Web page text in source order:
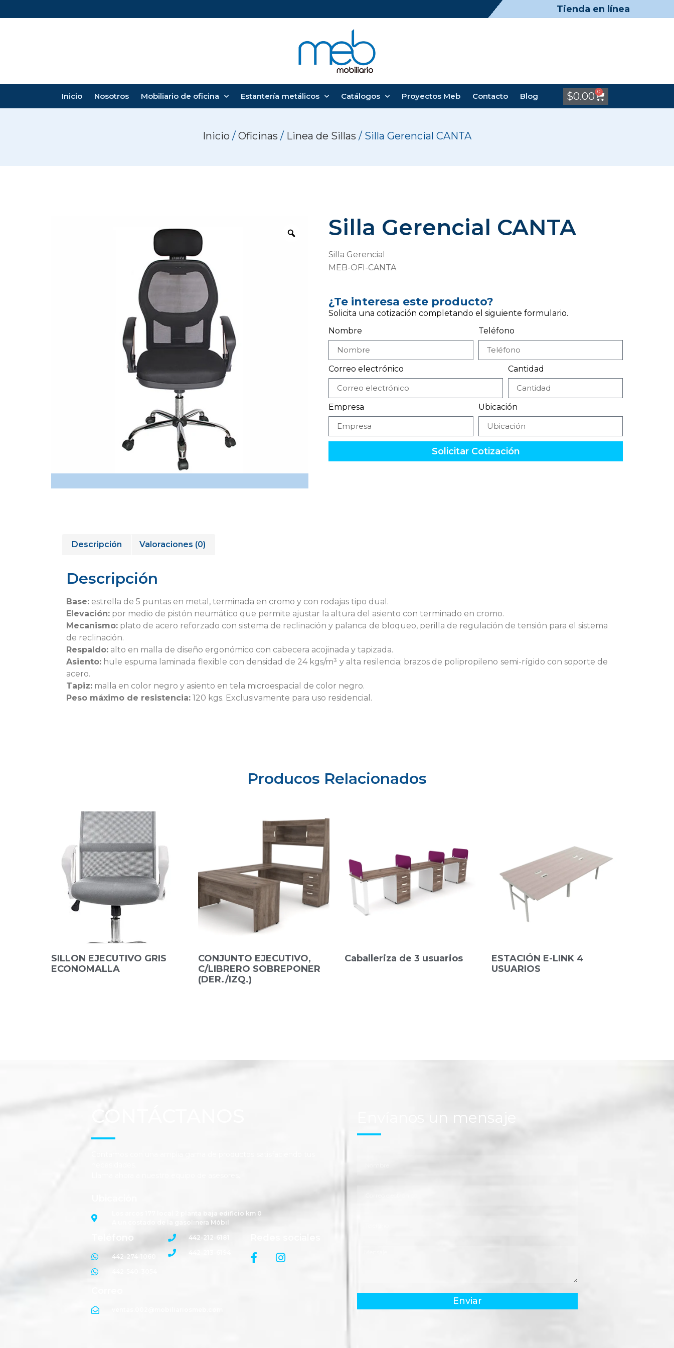
Tienda en línea
Inicio Nosotros Mobiliario de oficina Estantería metálicos Catálogos Proyectos Meb Contacto Blog $0.00 0
Inicio / Oficinas / Linea de Sillas / Silla Gerencial CANTA
Silla Gerencial CANTA
Silla Gerencial
MEB-OFI-CANTA
¿Te interesa este producto?
Solicita una cotización completando el siguiente formulario.
Nombre
Teléfono
Correo electrónico Cantidad
Empresa Ubicación
Solicitar Cotización
Descripción Valoraciones (0)
Descripción
Base: estrella de 5 puntas en metal, terminada en cromo y con rodajas tipo dual.
Elevación: por medio de pistón neumático que permite ajustar la altura del asiento con terminado en cromo.
Mecanismo: plato de acero reforzado con sistema de reclinación y palanca de bloqueo, perilla de regulación de tensión para el sistema
de reclinación.
Respaldo: alto en malla de diseño ergonómico con cabecera acojinada y tapizada.
Asiento: hule espuma laminada flexible con densidad de 24 kgs/m³ y alta resilencia; brazos de polipropileno semi-rígido con soporte de
acero.
Tapiz: malla en color negro y asiento en tela microespacial de color negro.
Peso máximo de resistencia: 120 kgs. Exclusivamente para uso residencial.
Producos Relacionados
SILLON EJECUTIVO GRIS
ECONOMALLA
CONJUNTO EJECUTIVO,
C/LIBRERO SOBREPONER
(DER./IZQ.)
Caballeriza de 3 usuarios
ESTACIÓN E-LINK 4
USUARIOS
Los arcos 177 local 2 planta baja edificio km 0
A un costado de la gasolinera Móbil
Teléfono
442-274-1060
442-212-6181
Envíanos un mensaje
Enviar